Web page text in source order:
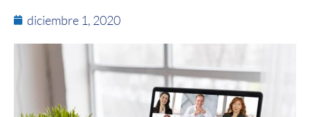
diciembre 1, 2020